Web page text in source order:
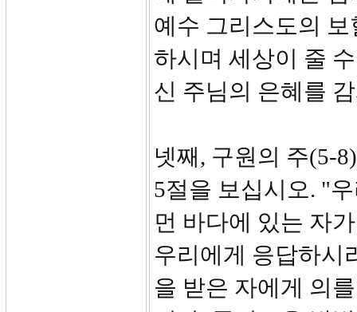
예수 그리스도의
하시며 세상이 줄
신 주님의 은혜를
넷째, 구원의 주(5-
5절을 보십시오. "
먼 바다에 있는 자
우리에게 응답하시
을 받은 자에게 의